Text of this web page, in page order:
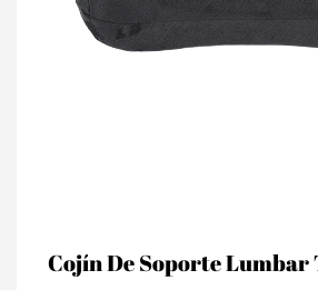
Cojín De Soporte Lumbar